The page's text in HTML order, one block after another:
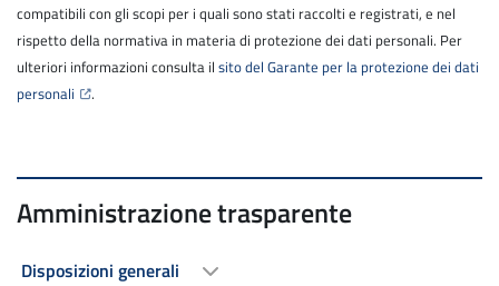
compatibili con gli scopi per i quali sono stati raccolti e registrati, e nel
rispetto della normativa in materia di protezione dei dati personali. Per
ulteriori informazioni consulta il sito del Garante per la protezione dei dati
personali
.
Amministrazione trasparente
Disposizioni generali